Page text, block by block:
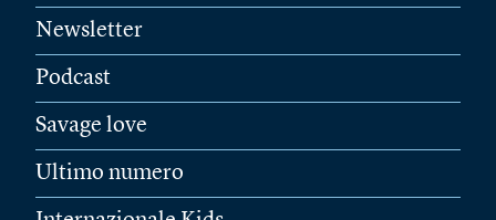
Newsletter
Podcast
Savage love
Ultimo numero